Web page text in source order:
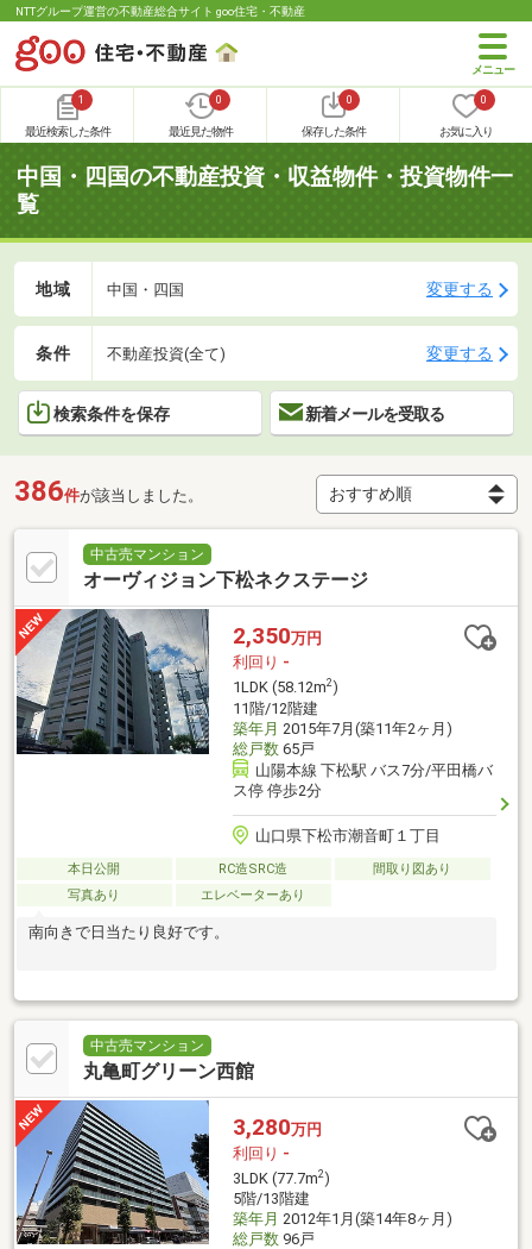
NTTグループ運営の不動産総合サイト goo住宅・不動産
1
最近検索した条件
0
最近見た物件
0
保存した条件
0
お気に入り
中国・四国の不動産投資・収益物件・投資物件一
覧
地域 中国・四国 変更する
条件 不動産投資(全て) 変更する
検索条件を保存 新着メールを受取る
386件が該当しました。
中古売マンション
オーヴィジョン下松ネクステージ
2,350万円
利回り -
1LDK (58.12m2)
11階/12階建
築年月 2015年7月(築11年2ヶ月)
総戸数65戸
山陽本線 下松駅 バス7分/平田橋バ
ス停 停歩2分
山口県下松市潮音町１丁目
本日公開 RC造SRC造
間取り図あり
写真あり
エレベーターあり
南向きで日当たり良好です。
中古売マンション
丸亀町グリーン西館
3,280万円
利回り -
3LDK (77.7m2)
5階/13階建
築年月 2012年1月(築14年8ヶ月)
総戸数96戸